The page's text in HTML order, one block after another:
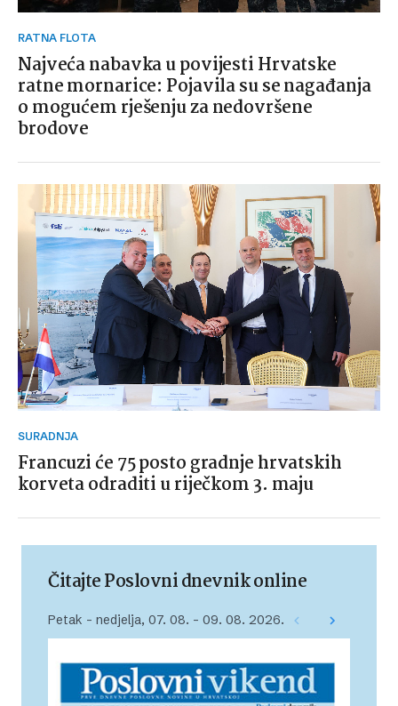
RATNA FLOTA
Najveća nabavka u povijesti Hrvatske
ratne mornarice: Pojavila su se nagađanja
o mogućem rješenju za nedovršene
brodove
SURADNJA
Francuzi će 75 posto gradnje hrvatskih
korveta odraditi u riječkom 3. maju
Čitajte Poslovni dnevnik online
Petak – nedjelja, 07. 08. – 09. 08. 2026.